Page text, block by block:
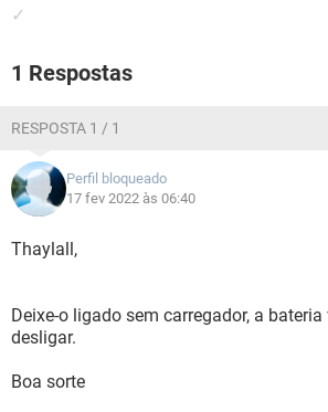
✓
1 Respostas
RESPOSTA 1 / 1
Perfil bloqueado
17 fev 2022 às 06:40
Thaylall,
Deixe-o ligado sem carregador, a
desligar.
Boa sorte